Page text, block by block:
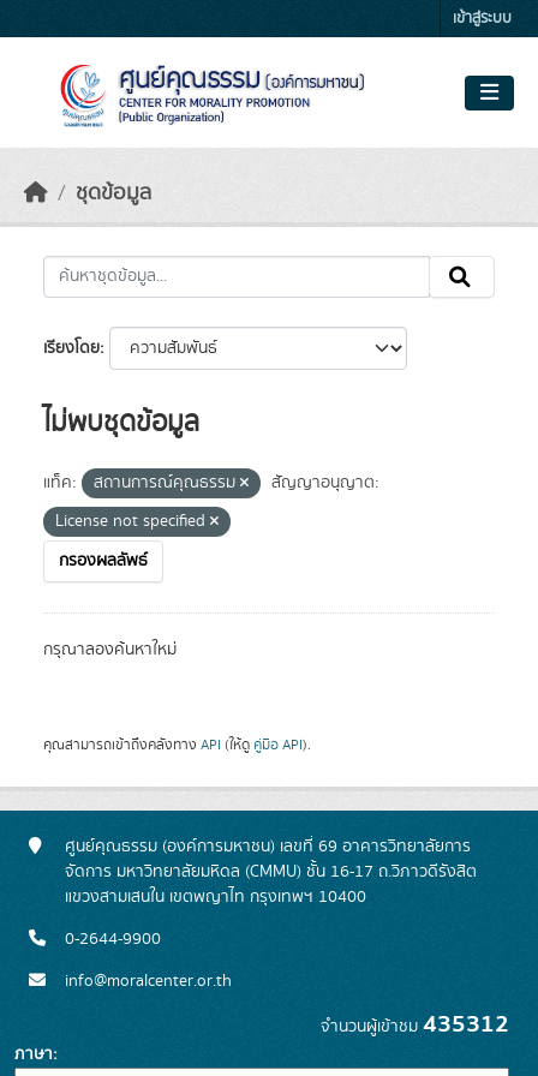
เข้าสู่ระบบ
ชุดข้อมูล
เรียงโดย
ไม่พบชุดข้อมูล
แท็ค: สถานการณ์คุณธรรม
สัญญาอนุญาต:
License not specified
กรองผลลัพธ์
กรุณาลองค้นหาใหม่
คุณสามารถเข้าถึงคลังทาง API (ให้ดู คู่มือ API).
ศูนย์คุณธรรม (องค์การมหาชน) เลขที่ 69 อาคารวิทยาลัยการ
จัดการ มหาวิทยาลัยมหิดล (CMMU) ชั้น 16-17 ถ.วิภาวดีรังสิต
แขวงสามเสนใน เขตพญาไท กรุงเทพฯ 10400
0-2644-9900
info@moralcenter.or.th
จำนวนผู้เข้าชม 435312
ภาษา